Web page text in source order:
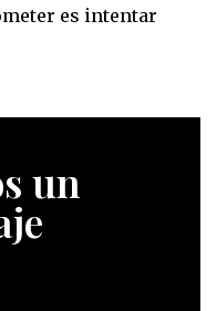
es intentar
un